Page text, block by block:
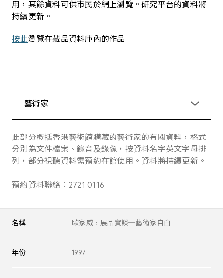
用，其餘資料可供市民於網上瀏覽。研究平台的資料將
持續更新。
按此瀏覽在藏品資料庫內的作品
藝術家
此部分概括香港藝術館購藏的藝術家的有關資料，格式
分別為文件檔案、錄音及錄像，按資料名字英文字母排
列，部分視聽資料需預約在館使用。資料將持續更新。
預約資料聯絡︰2721 0116
名稱 歐家威﹕展品實談─藝術家自白
年份 1997